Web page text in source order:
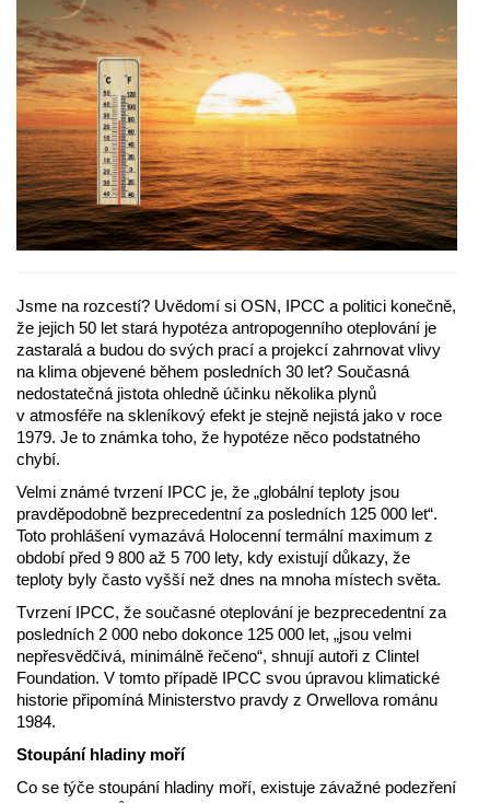
Jsme na rozcestí? Uvědomí si OSN, IPCC a politici konečně,
že jejich 50 let stará hypotéza antropogenního oteplování je
zastaralá a budou do svých prací a projekcí zahrnovat vlivy
na klima objevené během posledních 30 let? Současná
nedostatečná jistota ohledně účinku několika plynů
v atmosféře na skleníkový efekt je stejně nejistá jako v roce
1979. Je to známka toho, že hypotéze něco podstatného
chybí.
Velmi známé tvrzení IPCC je, že „globální teploty jsou
pravděpodobně bezprecedentní za posledních 125 000 let“.
Toto prohlášení vymazává Holocenní termální maximum z
období před 9 800 až 5 700 lety, kdy existují důkazy, že
teploty byly často vyšší než dnes na mnoha místech světa.
Tvrzení IPCC, že současné oteplování je bezprecedentní za
posledních 2 000 nebo dokonce 125 000 let, „jsou velmi
nepřesvědčivá, minimálně řečeno“, shnují autoři z Clintel
Foundation. V tomto případě IPCC svou úpravou klimatické
historie připomíná Ministerstvo pravdy z Orwellova románu
1984.
Stoupání hladiny moří
Co se týče stoupání hladiny moří, existuje závažné podezření